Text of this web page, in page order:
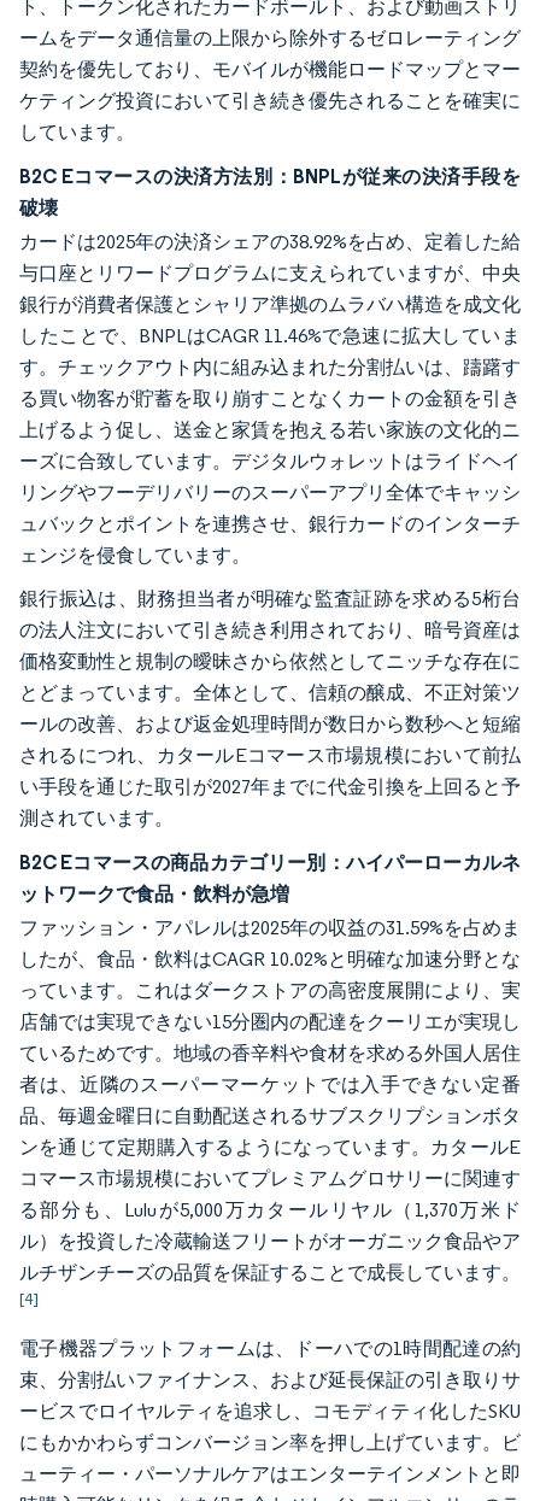
ト、トークン化されたカードボールト、および動画ストリ
ームをデータ通信量の上限から除外するゼロレーティング
契約を優先しており、モバイルが機能ロードマップとマー
ケティング投資において引き続き優先されることを確実に
しています。
B2C Eコマースの決済方法別：BNPLが従来の決済手段を
破壊
カードは2025年の決済シェアの38.92%を占め、定着した給
与口座とリワードプログラムに支えられていますが、中央
銀行が消費者保護とシャリア準拠のムラバハ構造を成文化
したことで、BNPLはCAGR 11.46%で急速に拡大していま
す。チェックアウト内に組み込まれた分割払いは、躊躇す
る買い物客が貯蓄を取り崩すことなくカートの金額を引き
上げるよう促し、送金と家賃を抱える若い家族の文化的ニ
ーズに合致しています。デジタルウォレットはライドヘイ
リングやフーデリバリーのスーパーアプリ全体でキャッシ
ュバックとポイントを連携させ、銀行カードのインターチ
ェンジを侵食しています。
銀行振込は、財務担当者が明確な監査証跡を求める5桁台
の法人注文において引き続き利用されており、暗号資産は
価格変動性と規制の曖昧さから依然としてニッチな存在に
とどまっています。全体として、信頼の醸成、不正対策ツ
ールの改善、および返金処理時間が数日から数秒へと短縮
されるにつれ、カタールEコマース市場規模において前払
い手段を通じた取引が2027年までに代金引換を上回ると予
測されています。
B2C Eコマースの商品カテゴリー別：ハイパーローカルネ
ットワークで食品・飲料が急増
ファッション・アパレルは2025年の収益の31.59%を占めま
したが、食品・飲料はCAGR 10.02%と明確な加速分野とな
っています。これはダークストアの高密度展開により、実
店舗では実現できない15分圏内の配達をクーリエが実現し
ているためです。地域の香辛料や食材を求める外国人居住
者は、近隣のスーパーマーケットでは入手できない定番
品、毎週金曜日に自動配送されるサブスクリプションボタ
ンを通じて定期購入するようになっています。カタールE
コマース市場規模においてプレミアムグロサリーに関連す
る部分も、Luluが5,000万カタールリヤル（1,370万米ド
ル）を投資した冷蔵輸送フリートがオーガニック食品やア
ルチザンチーズの品質を保証することで成長しています。
[4]
電子機器プラットフォームは、ドーハでの1時間配達の約
束、分割払いファイナンス、および延長保証の引き取りサ
ービスでロイヤルティを追求し、コモディティ化したSKU
にもかかわらずコンバージョン率を押し上げています。ビ
ューティー・パーソナルケアはエンターテインメントと即